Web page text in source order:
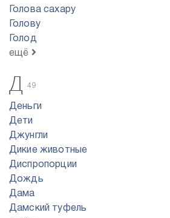
Голова сахару
Голову
Голод
ещё
Д 49
Деньги
Дети
Джунгли
Дикие животные
Диспропорции
Дождь
Дама
Дамский туфель